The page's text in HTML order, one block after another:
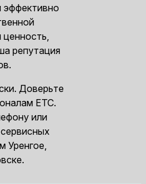
эффективно
репутация
Доверьте
ЕТС.
или
Уренгое,